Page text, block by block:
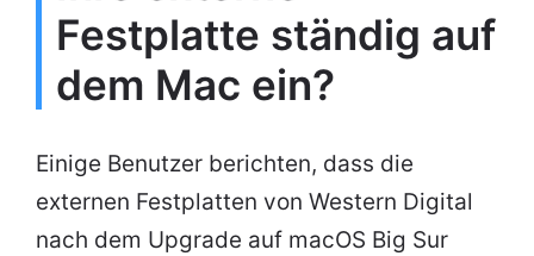
Festplatte ständig auf
dem Mac ein?
Einige Benutzer berichten, dass die
externen Festplatten von Western Digital
nach dem Upgrade auf macOS Big Sur